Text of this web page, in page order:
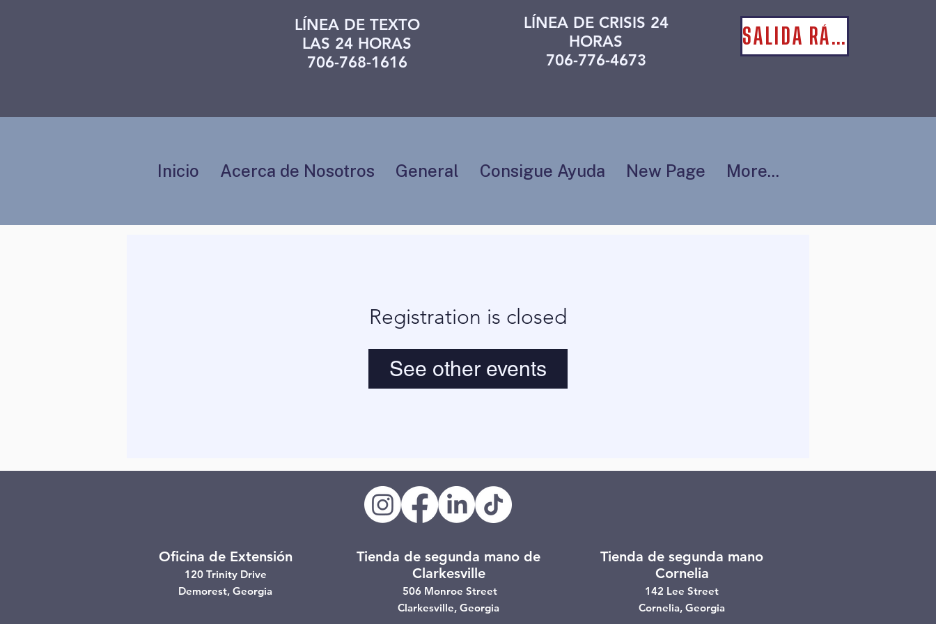
LÍNEA DE TEXTO
LAS 24 HORAS
706-768-1616
LÍNEA DE CRISIS 24
HORAS
706-776-4673
Inicio Acerca de Nosotros General Consigue Ayuda New Page More...
Registration is closed
See other events
Oficina de Extensión
120 Trinity Drive
Demorest, Georgia
Tienda de segunda mano de
Clarkesville
506 Monroe Street
Clarkesville, Georgia
Tienda de segunda mano
Cornelia
142 Lee Street
Cornelia, Georgia